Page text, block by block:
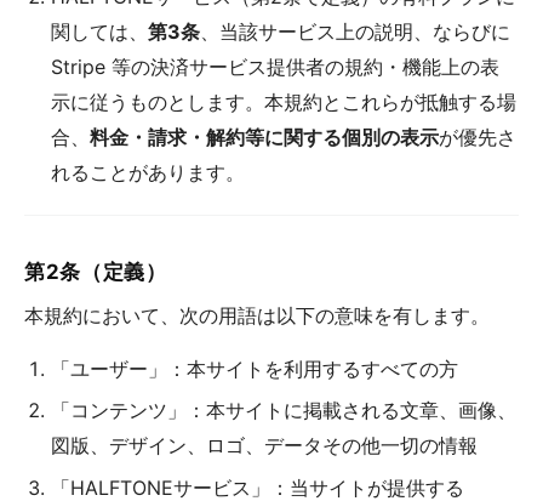
関しては、第3条 、当該サービス上の説明、ならびに
Stripe 等の決済サービス提供者の規約・機能上の表
示に従うものとします。本規約とこれらが抵触する場
合、料金・請求・解約等に関する個別の表示が優先さ
れることがあります。
第2条（定義）
本規約において、次の用語は以下の意味を有します。
「ユーザー」：本サイトを利用するすべての方
「コンテンツ」：本サイトに掲載される文章、画像、
図版、デザイン、ロゴ、データその他一切の情報
「HALFTONEサービス」：当サイトが提供する